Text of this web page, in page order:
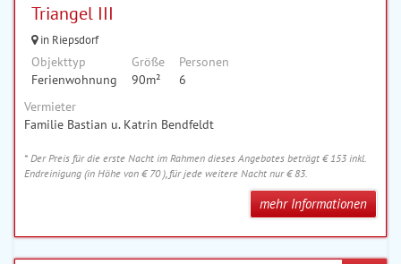
Triangel III
in Riepsdorf
Objekttyp
Ferienwohnung
Größe
90m²
Personen
6
Vermieter
Familie Bastian u. Katrin Bendfeldt
* Der Preis für die erste Nacht im Rahmen dieses Angebotes beträgt € 153 inkl.
Endreinigung (in Höhe von € 70 ), für jede weitere Nacht nur € 83.
mehr Informationen